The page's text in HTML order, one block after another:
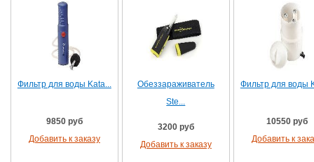
Фильтр для воды Kata...
9850 руб
Добавить к заказу
Обеззараживатель
Ste...
3200 руб
Добавить к заказу
Фильтр для воды
10550 руб
Добавить к